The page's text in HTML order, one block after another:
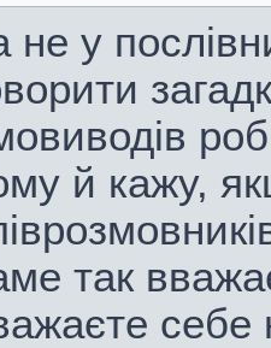
не у
й кажу,
так